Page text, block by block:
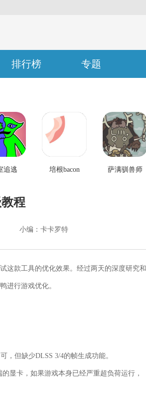
排行榜 专题
追逃 培根bacon 萨满驯兽师
程
小编：卡卡罗特
这款工具的优化效果。经过两天的深度研究和
进行游戏优化。
，但缺少DLSS 3/4的帧生成功能。
显卡，如果游戏本身已经严重超负荷运行，